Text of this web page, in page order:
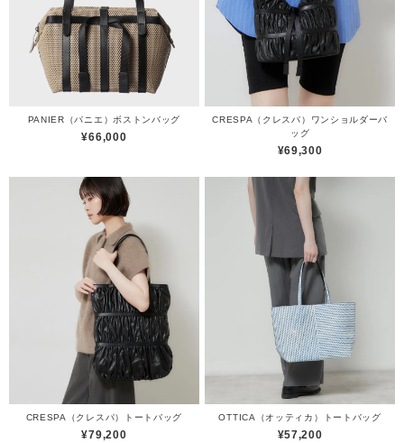
PANIER（パニエ）ボストンバッグ
¥66,000
CRESPA（クレスパ）ワンショルダーバ
ッグ
¥69,300
CRESPA（クレスパ）トートバッグ
¥79,200
OTTICA（オッティカ）トートバッグ
¥57,200